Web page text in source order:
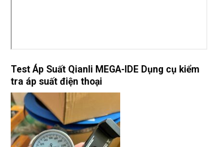
Test Áp Suất Qianli MEGA-IDE Dụng cụ kiểm
tra áp suất điện thoại